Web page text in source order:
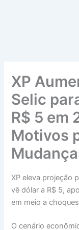
XP
Selic
R$ 5 em
Motivos
XP eleva projeção
vê dólar a R$ 5,
em meio a
O cenário